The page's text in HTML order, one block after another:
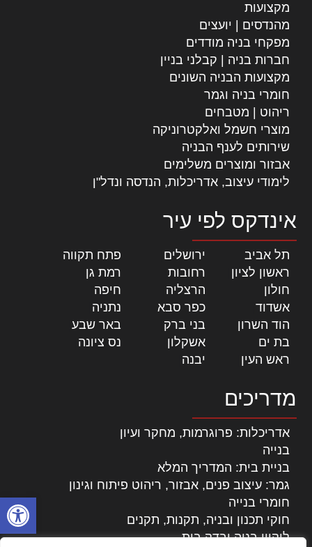
פתח
מקצועות
מהנדסים | יועצים
מפקחי בניה מודדים
חברות בניה | קבלני בניין
מקצועות הבניה השונים
חומרי בניה וגמר
ריהוט | מטבחים
מוצרי חשמל ואלקטרוניקה
שירותים לענף הבניה
אבזור ומוצרים משלימים
לימודי עיצוב, אדריכלות, הנדסה ונדל"ן
אינדקס לפי עיר
תל אביב ירושלים פתח תקווה
ראשון לציון
רחובות רמת גן
חולון
הרצליה חיפה
אשדוד
כפר סבא נתניה
הוד השרון
בני ברק באר שבע
בת ים
אשקלון נס ציונה
ראש העין
יבנה
מדריכים
אדריכלות: פרוגרמות, מחקר ועיון
בנייה
בניית בית: המדריך המלא
גמר: עיצוב פנים, אבזור, ריהוט פיתוח וגינון
חומרי בנייה
חוקי תכנון ובניה, תקנות, תקנים
ליקויי בניה ובדק בית